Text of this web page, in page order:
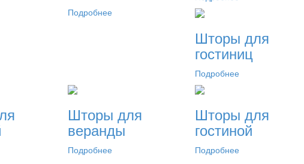
Подробнее
Шторы для
гостиниц
Подробнее
Шторы для
веранды
Подробнее
Шторы для
гостиной
Подробнее